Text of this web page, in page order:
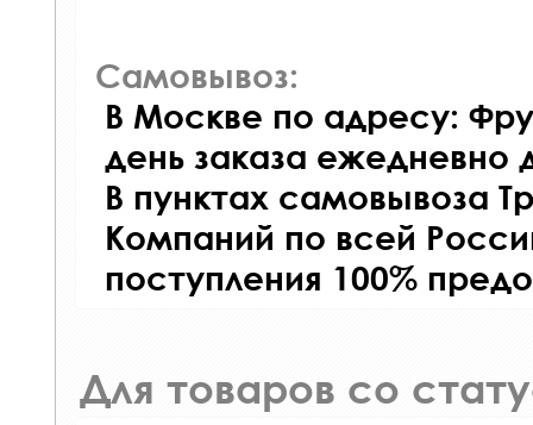
Самовывоз:
В Москве по адресу:
день заказа ежедневно
В пунктах самовывоза
Компаний по всей
поступления 100%
Для товаров со